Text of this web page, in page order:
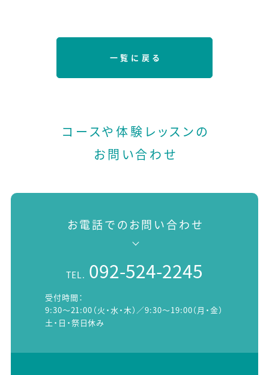
一覧に戻る
コースや体験レッスンの
お問い合わせ
お電話でのお問い合わせ
TEL. 092-524-2245
受付時間：
9:30～21:00（火・水・木）／9:30～19:00（月・金）
土・日・祭日休み